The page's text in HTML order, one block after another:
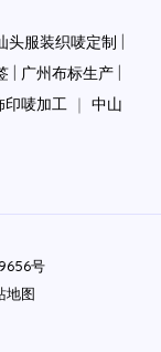
头服装织唛定制
广州布标生产
印唛加工｜ 中山
号
地图